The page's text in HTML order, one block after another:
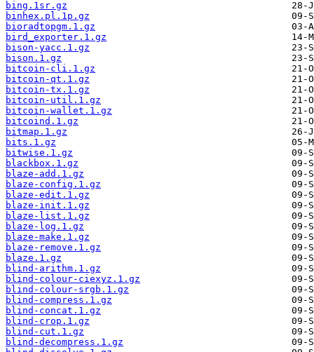
bing.1sr.gz
binhex.pl.1p.gz
bioradtopgm.1.gz
bird_exporter.1.gz
bison-yacc.1.gz
bison.1.gz
bitcoin-cli.1.gz
bitcoin-qt.1.gz
bitcoin-tx.1.gz
bitcoin-util.1.gz
bitcoin-wallet.1.gz
bitcoind.1.gz
bitmap.1.gz
bits.1.gz
bitwise.1.gz
blackbox.1.gz
blaze-add.1.gz
blaze-config.1.gz
blaze-edit.1.gz
blaze-init.1.gz
blaze-list.1.gz
blaze-log.1.gz
blaze-make.1.gz
blaze-remove.1.gz
blaze.1.gz
blind-arithm.1.gz
blind-colour-ciexyz.1.gz
blind-colour-srgb.1.gz
blind-compress.1.gz
blind-concat.1.gz
blind-crop.1.gz
blind-cut.1.gz
blind-decompress.1.gz